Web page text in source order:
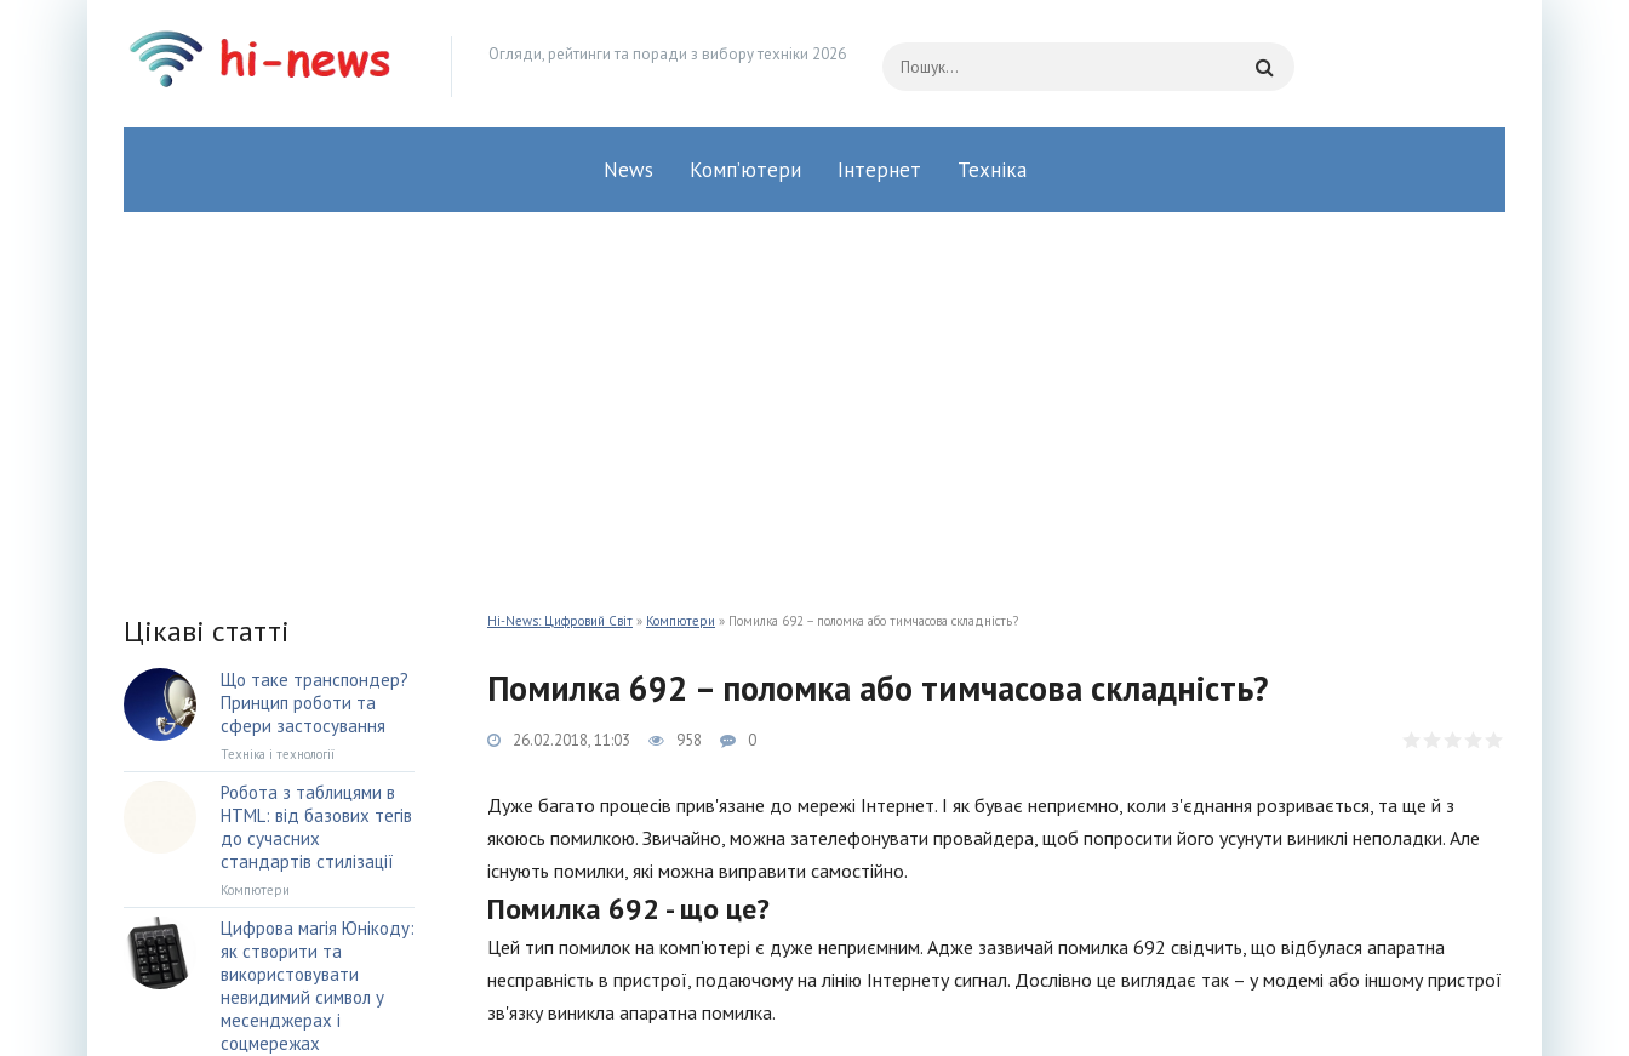
Огляди, рейтинги та поради з вибору техніки 2026
News Комп’ютери Інтернет Техніка
Hi-News: Цифровий Світ » Компютери » Помилка 692 – поломка або тимчасова складність?
Помилка 692 – поломка або тимчасова складність?
26.02.2018, 11:03 958 0
Дуже багато процесів прив'язане до мережі Інтернет. І як буває неприємно, коли з'єднання розривається, та ще й з
якоюсь помилкою. Звичайно, можна зателефонувати провайдера, щоб попросити його усунути виниклі неполадки. Але
існують помилки, які можна виправити самостійно.
Помилка 692 - що це?
Цей тип помилок на комп'ютері є дуже неприємним. Адже зазвичай помилка 692 свідчить, що відбулася апаратна
несправність в пристрої, подаючому на лінію Інтернету сигнал. Дослівно це виглядає так – у модемі або іншому пристрої
зв'язку виникла апаратна помилка.
Цікаві статті
Що таке транспондер?
Принцип роботи та
сфери застосування
Техніка і технології
Робота з таблицями в
HTML: від базових тегів
до сучасних
стандартів стилізації
Компютери
Цифрова магія Юнікоду:
як створити та
використовувати
невидимий символ у
месенджерах і
соцмережах